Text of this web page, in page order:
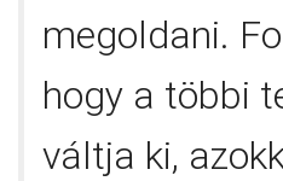
megoldani.
hogy a többi
váltja ki,